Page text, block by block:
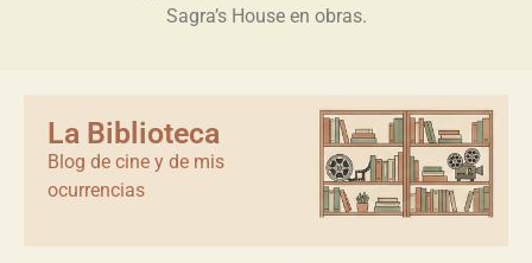
Sagra’s House en obras.
La Biblioteca
Blog de cine y de mis
ocurrencias